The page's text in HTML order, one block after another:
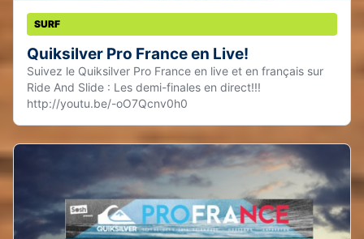
SURF
Quiksilver Pro France en Live!
Suivez le Quiksilver Pro France en live et en français sur
Ride And Slide : Les demi-finales en direct!!!
http://youtu.be/-oO7Qcnv0h0